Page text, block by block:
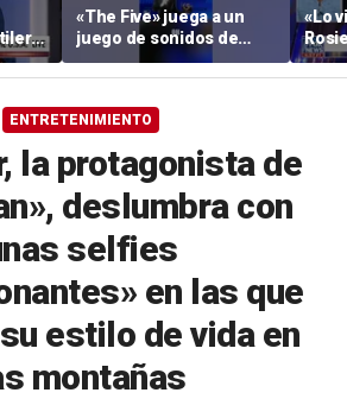
«The Five» juega a un
juego de sonidos de
animales
«Lo
su
ENTRETENIMIENTO
la protagonista de
deslumbra con
selfies
en las que
estilo de vida en
montañas